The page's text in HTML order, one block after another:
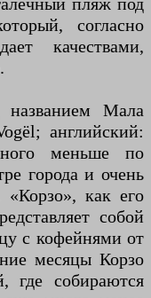
согласно
качествами,
Мала
английский:
меньше по
города и очень
«Корзо», как его
собой
с кофейнями от
месяцы Корзо
где собираются